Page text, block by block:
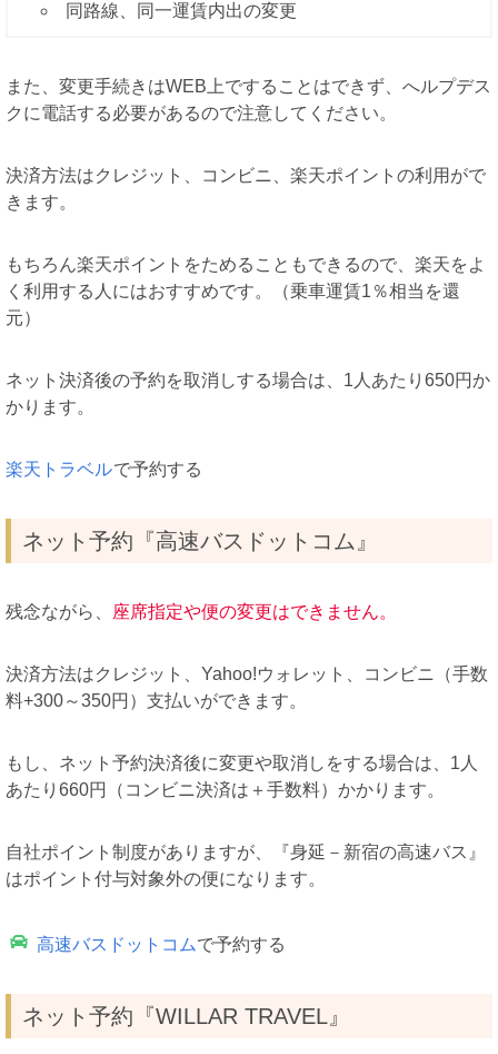
同路線、同一運賃内出の変更
また、変更手続きはWEB上ですることはできず、へルプデス
クに電話する必要があるので注意してください。
決済方法はクレジット、コンビニ、楽天ポイントの利用がで
きます。
もちろん楽天ポイントをためることもできるので、楽天をよ
く利用する人にはおすすめです。（乗車運賃1％相当を還
元）
ネット決済後の予約を取消しする場合は、1人あたり650円か
かります。
楽天トラベルで予約する
ネット予約『高速バスドットコム』
残念ながら、 座席指定や便の変更はできません。
決済方法はクレジット、Yahoo!ウォレット、コンビニ（手数
料+300～350円）支払いができます。
もし、ネット予約決済後に変更や取消しをする場合は、1人
あたり660円（コンビニ決済は＋手数料）かかります。
自社ポイント制度がありますが、『身延－新宿の高速バス』
はポイント付与対象外の便になります。
高速バスドットコムで予約する
ネット予約『WILLAR TRAVEL』